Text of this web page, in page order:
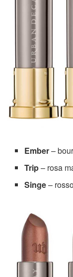
Ember–
Trip– rosa
Singe–